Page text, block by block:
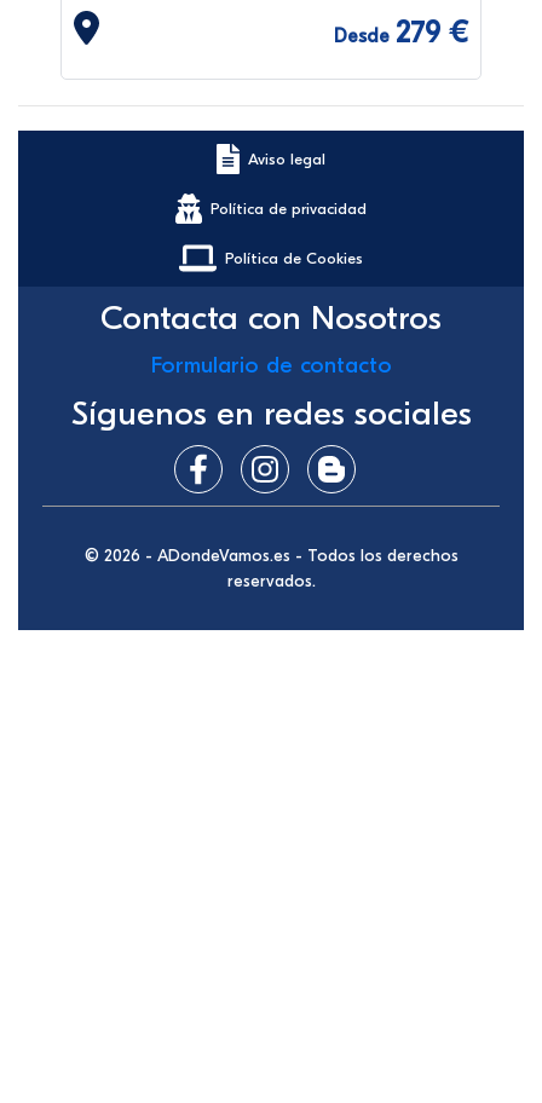
Desde 279 €
Aviso legal
Política de privacidad
Política de Cookies
Contacta con Nosotros
Formulario de contacto
Síguenos en redes sociales
© 2026 - ADondeVamos.es - Todos los derechos
reservados.